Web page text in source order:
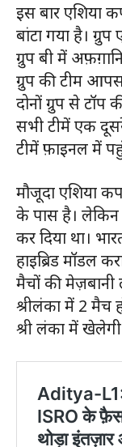
इस बार एशिया
बांटा गया है।
ग्रुप बी में
ग्रुप की टीम
दोनों ग्रुप से
सभी टीमें एक
टीमें फ़ाइनल में
मौजूदा एशिया
के पास है। लेकिन
कर दिया था।
हाइब्रिड मॉडल
मैचों की
श्रीलंका में 2 मैच
श्री लंका में